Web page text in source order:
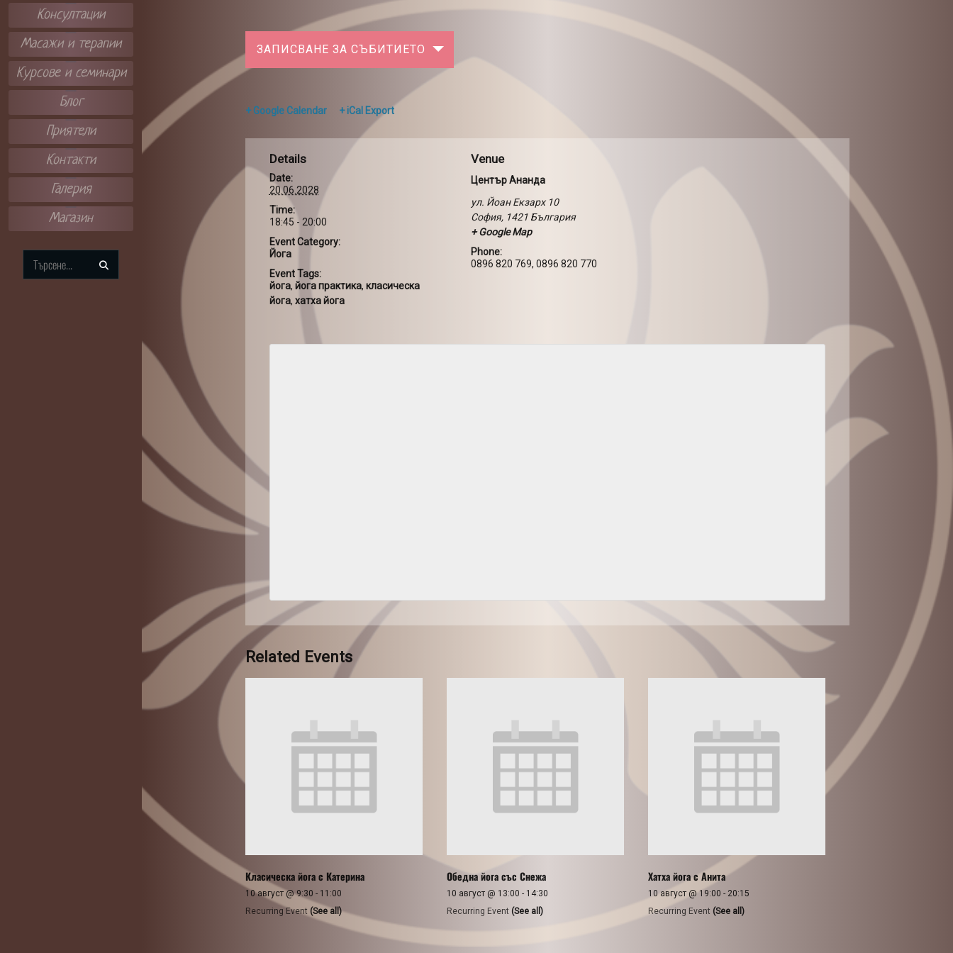
Консултации
Масажи и терапии
Курсове и семинари
Блог
Приятели
Контакти
Галерия
Магазин
Search
for:
ЗАПИСВАНЕ ЗА СЪБИТИЕТО
+ Google Calendar + iCal Export
Details
Date:
20.06.2028
Time:
18:45 - 20:00
Event Category:
Йога
Event Tags:
йога, йога практика, класическа
йога, хатха йога
Venue
Център Ананда
ул. Йоан Екзарх 10
София, 1421 България
+ Google Map
Phone:
0896 820 769, 0896 820 770
Related Events
Класическа йога с Катерина
10 август @ 9:30 - 11:00
Recurring Event (See all)
Обедна йога със Снежа
10 август @ 13:00 - 14:30
Recurring Event (See all)
Хатха йога с Анита
10 август @ 19:00 - 20:15
Recurring Event (See all)